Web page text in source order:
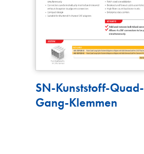
SN-Kunststoff-Quad-
Gang-Klemmen